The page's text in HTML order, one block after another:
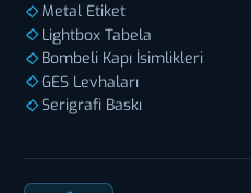
Metal Etiket
Lightbox Tabela
Bombeli Kapı İsimlikleri
GES Levhaları
Serigrafi Baskı